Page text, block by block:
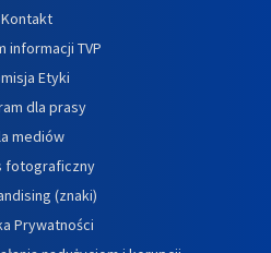
Kontakt
informacji TVP
Etyki
dla prasy
mediów
fotograficzny
(znaki)
Prywatności